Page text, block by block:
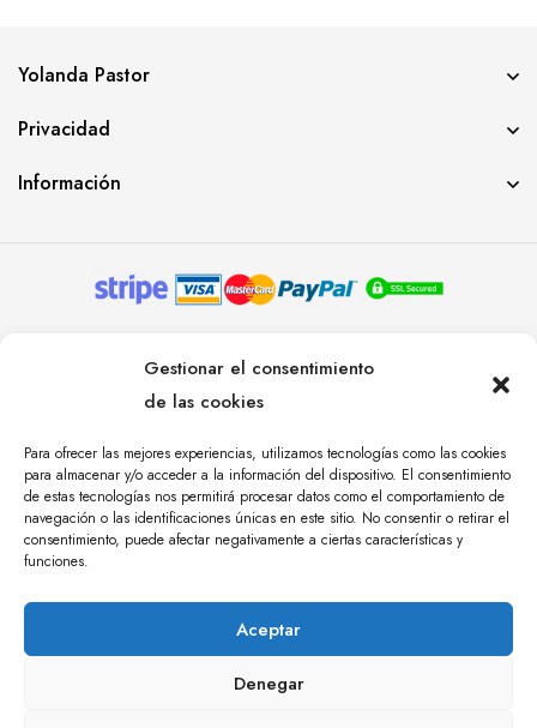
Gestionar el consentimiento
de las cookies
Para ofrecer las mejores experiencias, utilizamos tecnologías como las cookies
para almacenar y/o acceder a la información del dispositivo. El consentimiento
de estas tecnologías nos permitirá procesar datos como el comportamiento de
navegación o las identificaciones únicas en este sitio. No consentir o retirar el
consentimiento, puede afectar negativamente a ciertas características y
funciones.
Aceptar
Denegar
Yolanda Pastor
Privacidad
Información
RESERVADOS. AGENCIA DE COMUNICACIÓN
ÁNGULO TRES.